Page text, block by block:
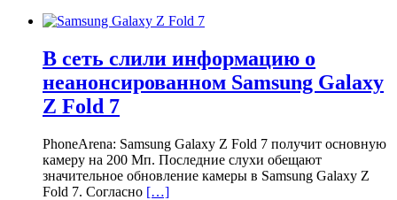
В сеть слили информацию о
неанонсированном Samsung Galaxy
Z Fold 7
PhoneArena: Samsung Galaxy Z Fold 7 получит основную
камеру на 200 Мп. Последние слухи обещают
значительное обновление камеры в Samsung Galaxy Z
Fold 7. Согласно […]